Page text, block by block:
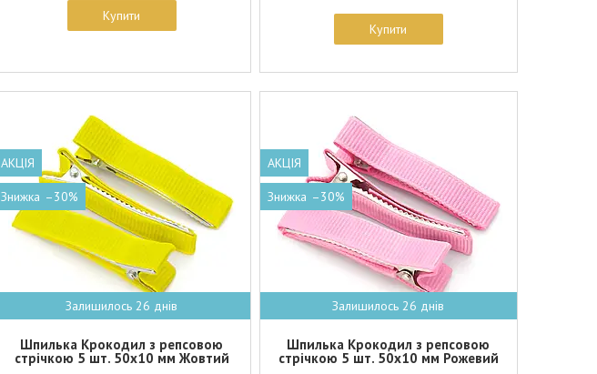
Купити
Купити
АКЦІЯ
–30%
Залишилось 26 днів
Шпилька Крокодил з репсовою
стрічкою 5 шт. 50х10 мм Жовтий
АКЦІЯ
–30%
Залишилось 26 днів
Шпилька Крокодил з репсовою
стрічкою 5 шт. 50х10 мм Рожевий